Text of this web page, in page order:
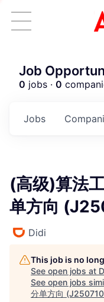
Job
0 jobs · 0
Jobs
(高级)算法
单方向
Didi
This job is no
See open jobs at
See open jobs
分单方向